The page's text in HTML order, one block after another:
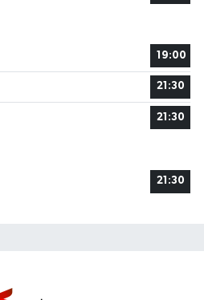
19:00
21:30
21:30
21:30